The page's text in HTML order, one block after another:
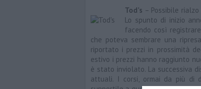
Tod’s – Possibile
Lo spunto di inizio
facendo così
che poteva sembrare una
riportato i prezzi in prossimità
estivo i prezzi hanno raggiunto
è stato inviolato. La successiva
attuali. I corsi, ormai da più di